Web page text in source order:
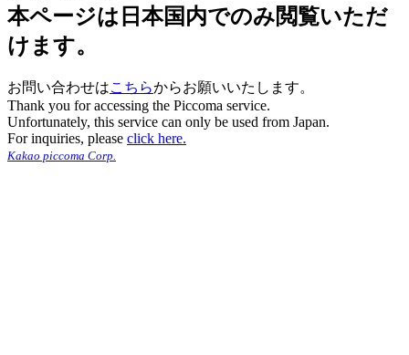
本ページは日本国内でのみ閲覧いただ
けます。
お問い合わせはこちらからお願いいたします。
Thank you for accessing the Piccoma service.
Unfortunately, this service can only be used from Japan.
For inquiries, please click here.
Kakao piccoma Corp.